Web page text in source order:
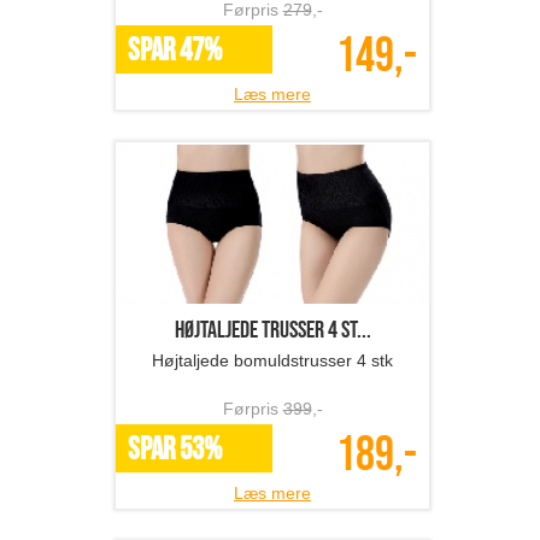
Førpris279,-
SPAR 47% 149,-
Læs mere
Højtaljede trusser 4 st...
Højtaljede bomuldstrusser 4 stk
Førpris399,-
SPAR 53% 189,-
Læs mere